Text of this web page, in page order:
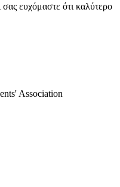
ευχόμαστε ότι καλύτερο
Association